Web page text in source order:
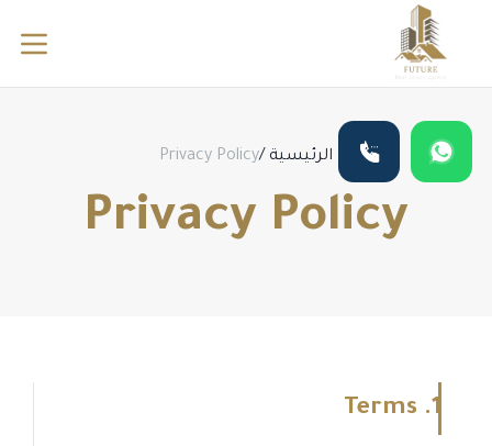
الرئيسية /
Privacy Policy
Privacy Policy
1. Terms